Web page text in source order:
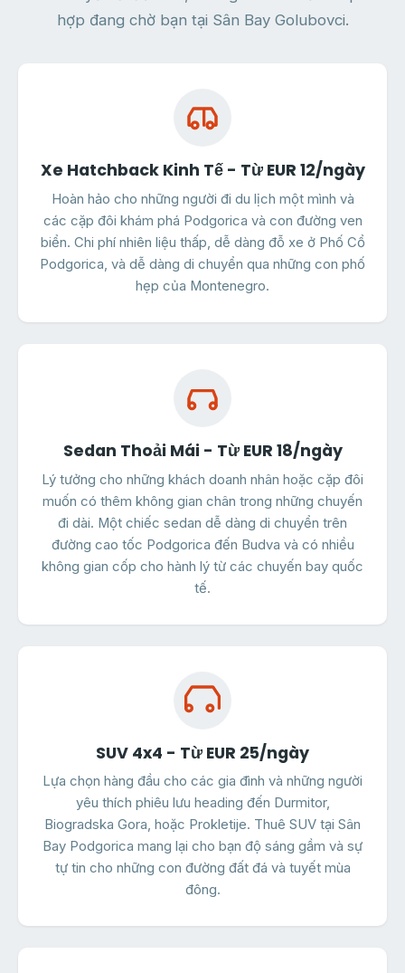
hợp đang chờ bạn tại Sân Bay Golubovci.
Xe Hatchback Kinh Tế - Từ EUR 12/ngày
Hoàn hảo cho những người đi du lịch một mình và
các cặp đôi khám phá Podgorica và con đường ven
biển. Chi phí nhiên liệu thấp, dễ dàng đỗ xe ở Phố Cổ
Podgorica, và dễ dàng di chuyển qua những con phố
hẹp của Montenegro.
Sedan Thoải Mái - Từ EUR 18/ngày
Lý tưởng cho những khách doanh nhân hoặc cặp đôi
muốn có thêm không gian chân trong những chuyến
đi dài. Một chiếc sedan dễ dàng di chuyển trên
đường cao tốc Podgorica đến Budva và có nhiều
không gian cốp cho hành lý từ các chuyến bay quốc
tế.
SUV 4x4 - Từ EUR 25/ngày
Lựa chọn hàng đầu cho các gia đình và những người
yêu thích phiêu lưu heading đến Durmitor,
Biogradska Gora, hoặc Prokletije. Thuê SUV tại Sân
Bay Podgorica mang lại cho bạn độ sáng gầm và sự
tự tin cho những con đường đất đá và tuyết mùa
đông.